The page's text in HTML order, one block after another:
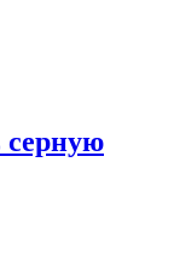
серную